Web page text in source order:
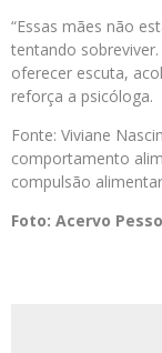
“Essas mães não
tentando
oferecer escuta,
reforça a psicóloga.
Fonte: Viviane
comportamento
compulsão
Foto: Acervo